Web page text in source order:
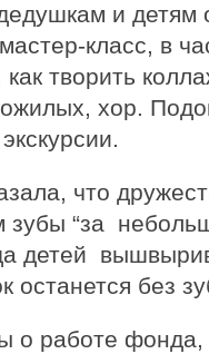
и детям
класс, в
как творить
хор.
что
зубы “за
детей
останется без
о работе